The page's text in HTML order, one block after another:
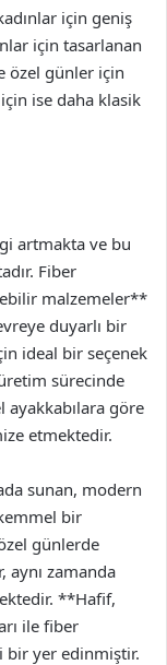
için geniş
için tasarlanan
özel günler için
ise daha klasik
artmakta ve bu
Fiber
malzemeler**
duyarlı bir
ideal bir seçenek
sürecinde
ayakkabılara göre
etmektedir.
sunan, modern
bir
günlerde
aynı zamanda
**Hafif,
ile fiber
bir yer edinmiştir.